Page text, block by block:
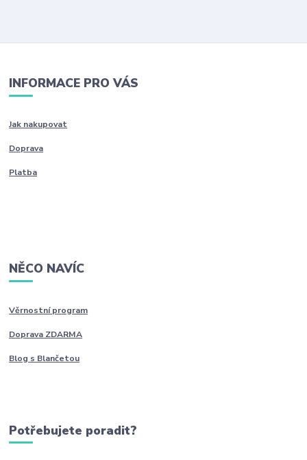
INFORMACE PRO VÁS
Jak nakupovat
Doprava
Platba
NĚCO NAVÍC
Věrnostní program
Doprava ZDARMA
Blog s Blančetou
Potřebujete poradit?